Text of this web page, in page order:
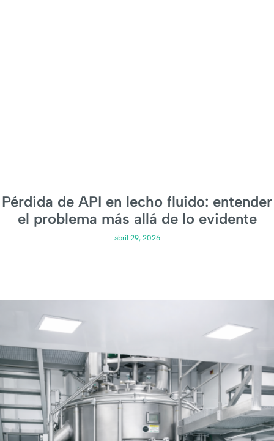
Pérdida de API en lecho fluido: entender
el problema más allá de lo evidente
abril 29, 2026